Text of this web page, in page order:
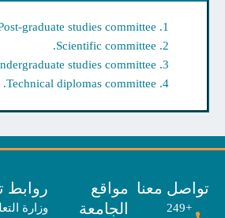
Post-graduate studies committee.
Scientific committee.
Undergraduate studies committee.
Technical diplomas committee.
معنا مواقع
الجامعة
روابط تهمك
وزارة التعليم